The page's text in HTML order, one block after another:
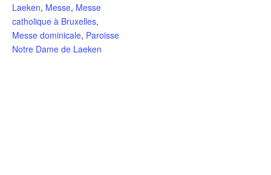
Laeken, Messe, Messe
catholique à Bruxelles,
Messe dominicale, Paroisse
Notre Dame de Laeken